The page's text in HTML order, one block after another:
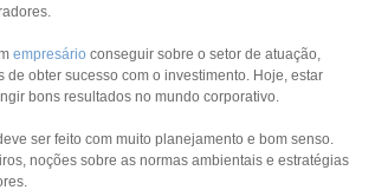
empresário conseguir sobre o setor de atuação,
obter sucesso com o investimento. Hoje, estar
bons resultados no mundo corporativo.
ser feito com muito planejamento e bom senso.
noções sobre as normas ambientais e estratégias